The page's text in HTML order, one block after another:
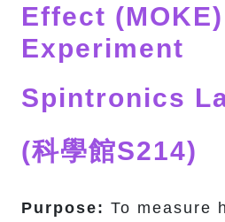
Effect (MOKE)
Experiment
Spintronics
(科學館S214)
Purpose: To measure